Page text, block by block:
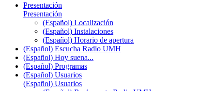
Presentación
Presentación
(Español) Localización
(Español) Instalaciones
(Español) Horario de apertura
(Español) Escucha Radio UMH
(Español) Hoy suena...
(Español) Programas
(Español) Usuarios
(Español) Usuarios